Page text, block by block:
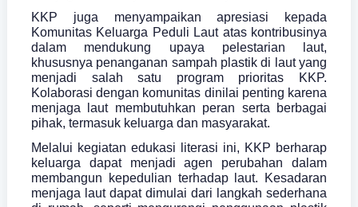
KKP juga menyampaikan apresiasi kepada
Komunitas Keluarga Peduli Laut atas kontribusinya
dalam mendukung upaya pelestarian laut,
khususnya penanganan sampah plastik di laut yang
menjadi salah satu program prioritas KKP.
Kolaborasi dengan komunitas dinilai penting karena
menjaga laut membutuhkan peran serta berbagai
pihak, termasuk keluarga dan masyarakat.
Melalui kegiatan edukasi literasi ini, KKP berharap
keluarga dapat menjadi agen perubahan dalam
membangun kepedulian terhadap laut. Kesadaran
menjaga laut dapat dimulai dari langkah sederhana